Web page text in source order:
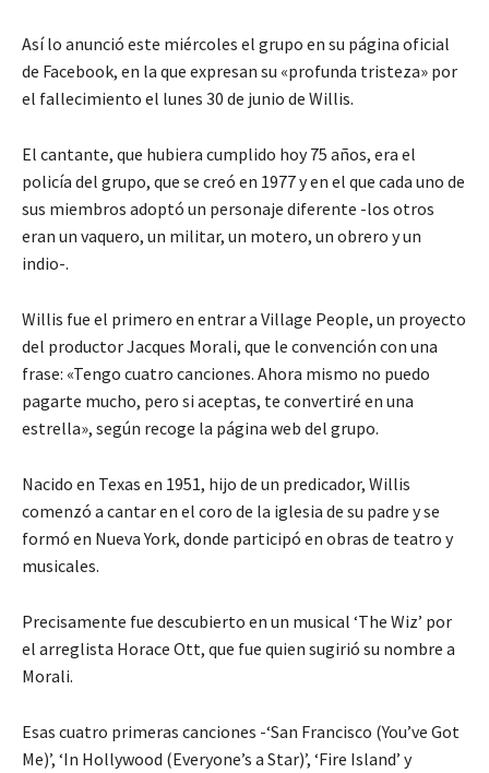
Así lo anunció este miércoles el grupo en su página oficial
de Facebook, en la que expresan su «profunda tristeza» por
el fallecimiento el lunes 30 de junio de Willis.
El cantante, que hubiera cumplido hoy 75 años, era el
policía del grupo, que se creó en 1977 y en el que cada uno de
sus miembros adoptó un personaje diferente -los otros
eran un vaquero, un militar, un motero, un obrero y un
indio-.
Willis fue el primero en entrar a Village People, un proyecto
del productor Jacques Morali, que le convención con una
frase: «Tengo cuatro canciones. Ahora mismo no puedo
pagarte mucho, pero si aceptas, te convertiré en una
estrella», según recoge la página web del grupo.
Nacido en Texas en 1951, hijo de un predicador, Willis
comenzó a cantar en el coro de la iglesia de su padre y se
formó en Nueva York, donde participó en obras de teatro y
musicales.
Precisamente fue descubierto en un musical ‘The Wiz’ por
el arreglista Horace Ott, que fue quien sugirió su nombre a
Morali.
Esas cuatro primeras canciones -‘San Francisco (You’ve Got
Me)’, ‘In Hollywood (Everyone’s a Star)’, ‘Fire Island’ y